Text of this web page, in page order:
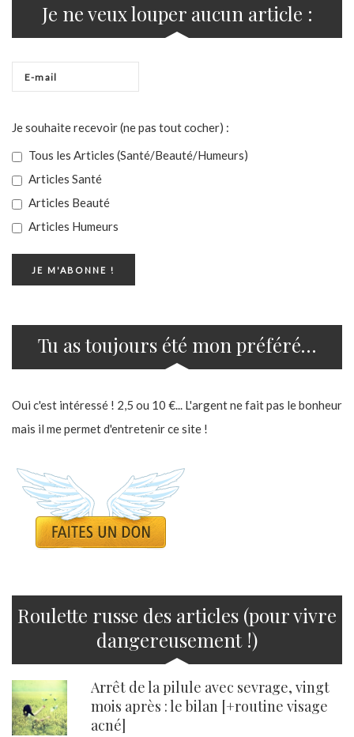
Je ne veux louper aucun article :
Je souhaite recevoir (ne pas tout cocher) :
Tous les Articles (Santé/Beauté/Humeurs)
Articles Santé
Articles Beauté
Articles Humeurs
Tu as toujours été mon préféré…
Oui c'est intéressé ! 2,5 ou 10 €... L'argent ne fait pas le bonheur
mais il me permet d'entretenir ce site !
Roulette russe des articles (pour vivre
dangereusement !)
Arrêt de la pilule avec sevrage, vingt
mois après : le bilan [+routine visage
acné]